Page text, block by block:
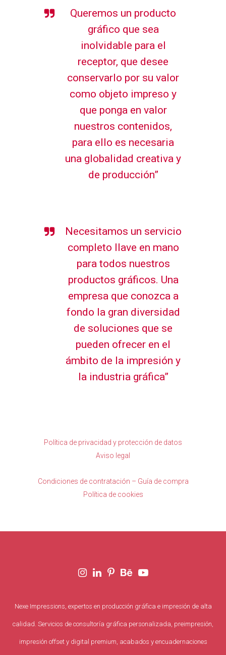
Queremos un producto
gráfico que sea
inolvidable para el
receptor, que desee
conservarlo por su valor
como objeto impreso y
que ponga en valor
nuestros contenidos,
para ello es necesaria
una globalidad creativa y
de producción”
Necesitamos un servicio
completo llave en mano
para todos nuestros
productos gráficos. Una
empresa que conozca a
fondo la gran diversidad
de soluciones que se
pueden ofrecer en el
ámbito de la impresión y
la industria gráfica”
Política de privacidad y protección de datos
Aviso legal
Condiciones de contratación – Guía de compra
Política de cookies
Nexe Impressions, expertos en producción gráfica e impresión de alta
calidad. Servicios de consultoría gráfica personalizada, preimpresión,
impresión offset y digital premium, acabados y encuadernaciones